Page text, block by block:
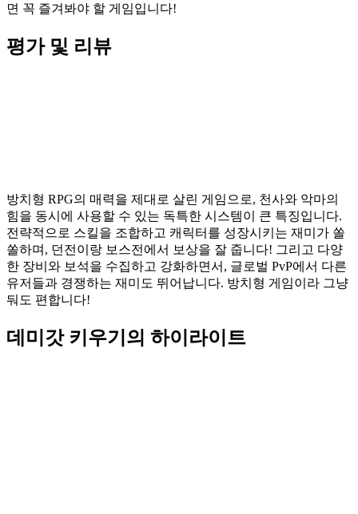
면 꼭 즐겨봐야 할 게임입니다!
평가 및 리뷰
방치형 RPG의 매력을 제대로 살린 게임으로, 천사와 악마의
힘을 동시에 사용할 수 있는 독특한 시스템이 큰 특징입니다.
전략적으로 스킬을 조합하고 캐릭터를 성장시키는 재미가 쏠
쏠하며, 던전이랑 보스전에서 보상을 잘 줍니다! 그리고 다양
한 장비와 보석을 수집하고 강화하면서, 글로벌 PvP에서 다른
유저들과 경쟁하는 재미도 뛰어납니다. 방치형 게임이라 그냥
둬도 편합니다!
데미갓 키우기의 하이라이트